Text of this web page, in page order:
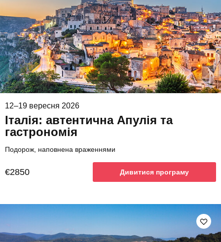
12–19 вересня 2026
Італія: автентична Апулія та
гастрономія
Подорож, наповнена враженнями
€2850 Дивитися програму